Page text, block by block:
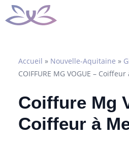
Aller
au
Accueil » Nouvelle-Aquitaine »
COIFFURE MG VOGUE –
Coiffure Mg
Coiffeur à